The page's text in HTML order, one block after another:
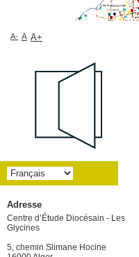
A- A A+
Adresse
Centre d’Étude Diocésain - Les
Glycines
5, chemin Slimane Hocine